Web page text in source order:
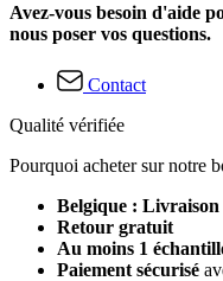
Avez-vous besoin d'aide
nous poser vos questions.
Contact
Qualité vérifiée
Pourquoi acheter sur notre
Belgique :
Retour gratuit
Au moins 1
Paiement sécurisé